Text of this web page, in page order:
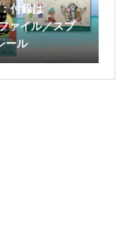
付録は
ァイル／スプ
ール